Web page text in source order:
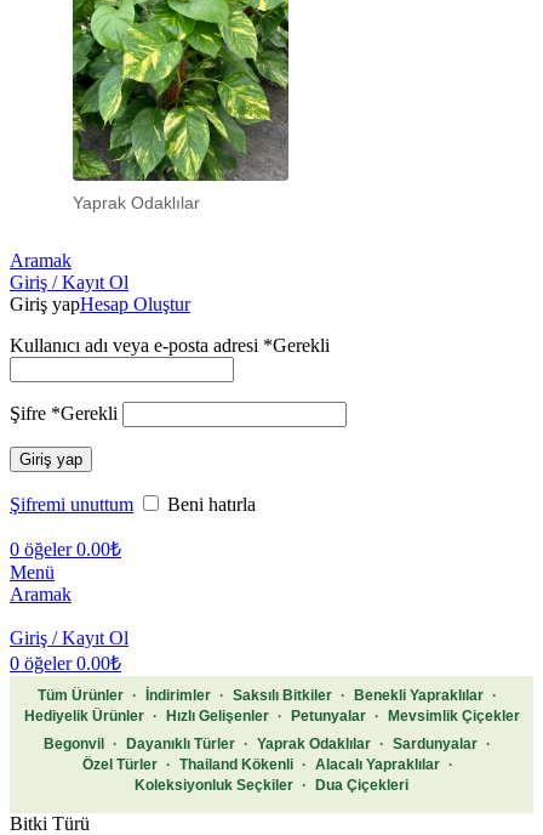
Yaprak Odaklılar
Aramak
Giriş / Kayıt Ol
Giriş yapHesap Oluştur
Kullanıcı adı veya e-posta adresi *Gerekli
Şifre *Gerekli
Giriş yap
Şifremi unuttum Beni hatırla
0 öğeler 0.00₺
Menü
Aramak
Giriş / Kayıt Ol
0 öğeler 0.00₺
Tüm Ürünler · İndirimler · Saksılı Bitkiler · Benekli Yapraklılar ·
Hediyelik Ürünler
· Hızlı Gelişenler · Petunyalar ·
Mevsimlik Çiçekler
Begonvil
· Dayanıklı Türler · Yaprak Odaklılar · Sardunyalar ·
Özel Türler
· Thailand Kökenli · Alacalı Yapraklılar
·
Koleksiyonluk Seçkiler · Dua Çiçekleri
Bitki Türü